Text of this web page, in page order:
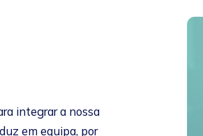
integrar a nossa
em equipa, por